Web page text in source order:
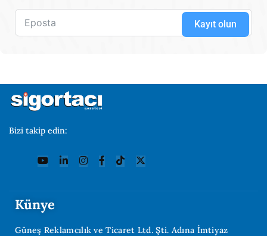
Kayıt olun
Bizi takip edin:
Künye
Güneş Reklamcılık ve Ticaret Ltd. Şti. Adına İmtiyaz